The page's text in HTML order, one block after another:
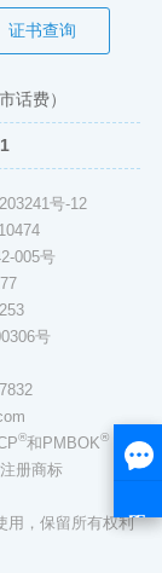
证书查询
话费）
号-12
005号
号
®和PMBOK®
册商标
用，保留所有权利